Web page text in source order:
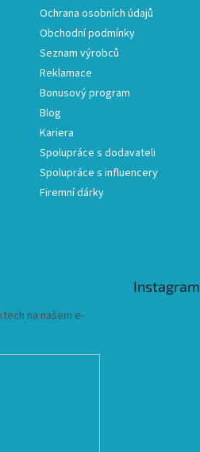
Ochrana osobních údajů
Obchodní podmínky
Seznam výrobců
Reklamace
Bonusový program
Blog
Kariera
Spolupráce s dodavateli
Spolupráce s influencery
Firemní dárky
na našem e-
Instagram